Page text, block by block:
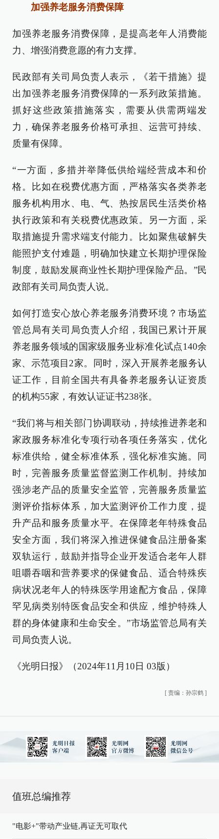
加强养老服务消费保障
加强养老服务消费保障，是提高老年人消费能
力、增强消费意愿的有力支撑。
民政部有关司局负责人表示，《若干措施》提
出加强养老服务消费保障的一系列政策措施。
抓好这些政策措施落实，需要从供需两端发
力，确保养老服务价格可承担、运营可持续、
质量有保障。
“一方面，多措并举降低供给端经营成本和价
格。比如在税费优惠方面，严格落实各类养老
服务机构用水、电、气、热按居民生活类价格
执行政策和有关税费优惠政策。另一方面，采
取措施提升需求端支付能力。比如聚焦破解失
能照护支付难题，明确加快建立长期护理保险
制度，鼓励发展商业性长期护理保险产品。”民
政部有关司局负责人说。
如何打造安心放心养老服务消费环境？市场监
管总局有关司局负责人介绍，我国已累计开展
养老服务领域的国家级服务业标准化试点140余
家、示范项目2家。同时，深入开展养老服务认
证工作，目前全国共有具备养老服务认证资质
的机构55家，有效认证证书238张。
“我们将与相关部门协调联动，持续推进养老和
家政服务标准化专项行动各项任务落实，优化
标准供给，健全标准体系，强化标准实施。同
时，完善服务质量监督监测工作机制。持续加
强涉老产品的质量安全监管，完善服务质量监
测评价指标体系，加大监测评价工作力度，提
升产品和服务质量水平。在保障老年特殊食品
安全方面，我们将深入推进保健食品注册备案
双轨运行，鼓励并指导企业开发适合老年人群
咀嚼吞咽和营养要求的保健食品、适合特殊疾
病状况老年人的特殊医学用途配方食品，保障
罕见病类别特医食品安全和供应，维护特殊人
群的身体健康和生命安全。”市场监管总局有关
司局负责人说。
《光明日报》（2024年11月10日 03版）
[ 责编：孙宗鹤 ]
值班总编推荐
"电影+"带动产业链,再证无可取代